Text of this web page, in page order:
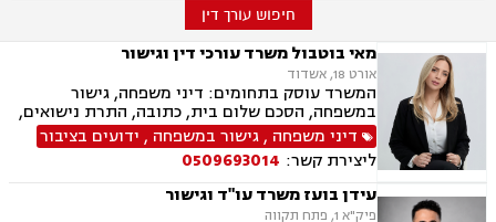
חיפוש עורך דין
מאי בוטבול משרד עורכי דין וגישור
אורט 18, אשדוד
המשרד עוסק בתחומים: דיני משפחה, גישור
במשפחה, הסכם שלום בית, כתובה, התרת נישואים,
ידועים בציבור, אפוטרופסות, הסכמי ממון, מזונות,
גירושין, הורות חד מינית, נישואים אזרחיים, חלוקת
רכוש, תיאום הורי, זמני שהות (החזקת ילדים), ניכור
הורי, ייפוי כוח מתמשך, ירושות וצוואות
דיני משפחה ,גישור במשפחה , ידועים בציבור
ליצירת קשר: 0509693014
עידן בועז משרד עו"ד וגישור
פיק"א 1, פתח תקווה